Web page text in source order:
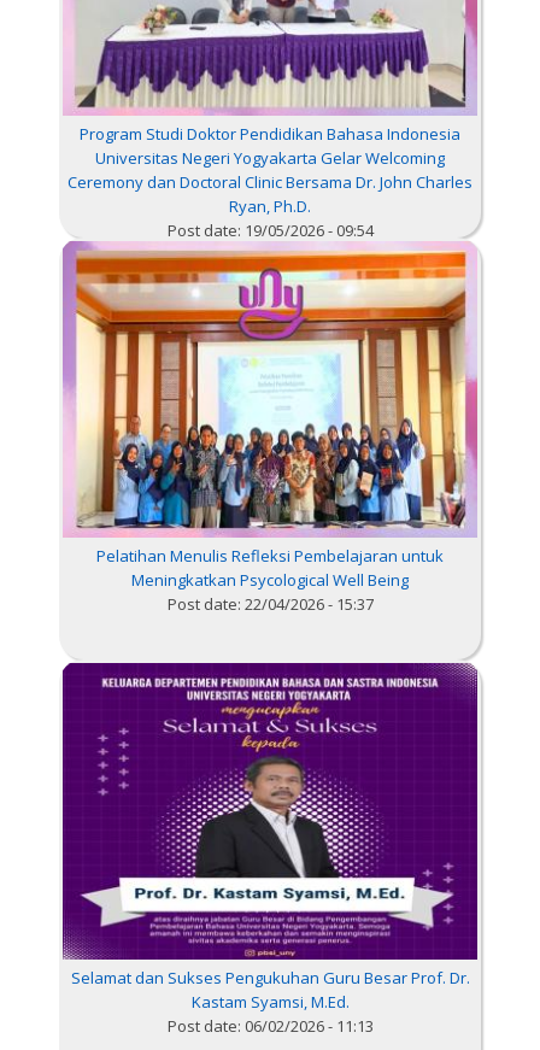
Program Studi Doktor Pendidikan Bahasa Indonesia
Universitas Negeri Yogyakarta Gelar Welcoming
Ceremony dan Doctoral Clinic Bersama Dr. John Charles
Ryan, Ph.D.
Post date: 19/05/2026 - 09:54
Pelatihan Menulis Refleksi Pembelajaran untuk
Meningkatkan Psycological Well Being
Post date: 22/04/2026 - 15:37
Selamat dan Sukses Pengukuhan Guru Besar Prof. Dr.
Kastam Syamsi, M.Ed.
Post date: 06/02/2026 - 11:13